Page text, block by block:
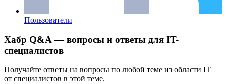
Пользователи
Хабр Q&A — вопросы и ответы для IT-
специалистов
Получайте ответы на вопросы по любой теме из области IT
от специалистов в этой теме.